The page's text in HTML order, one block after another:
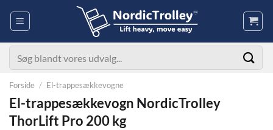
efter:
Forside / El-trappesækkevogne
El-trappesækkevogn NordicTrolley
ThorLift Pro 200 kg